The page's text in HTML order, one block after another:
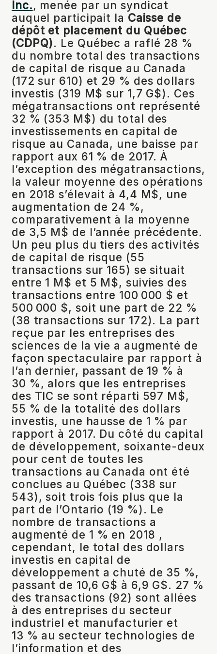
Inc., menée par un syndicat
auquel participait la Caisse de
dépôt et placement du Québec
(CDPQ). Le Québec a raflé 28 %
du nombre total des transactions
de capital de risque au Canada
(172 sur 610) et 29 % des dollars
investis (319 M$ sur 1,7 G$). Ces
mégatransactions ont représenté
32 % (353 M$) du total des
investissements en capital de
risque au Canada, une baisse par
rapport aux 61 % de 2017. À
l’exception des mégatransactions,
la valeur moyenne des opérations
en 2018 s’élevait à 4,4 M$, une
augmentation de 24 %,
comparativement à la moyenne
de 3,5 M$ de l’année précédente.
Un peu plus du tiers des activités
de capital de risque (55
transactions sur 165) se situait
entre 1 M$ et 5 M$, suivies des
transactions entre 100 000 $ et
500 000 $, soit une part de 22 %
(38 transactions sur 172). La part
reçue par les entreprises des
sciences de la vie a augmenté de
façon spectaculaire par rapport à
l’an dernier, passant de 19 % à
30 %, alors que les entreprises
des TIC se sont réparti 597 M$,
55 % de la totalité des dollars
investis, une hausse de 1 % par
rapport à 2017. Du côté du capital
de développement, soixante-deux
pour cent de toutes les
transactions au Canada ont été
conclues au Québec (338 sur
543), soit trois fois plus que la
part de l’Ontario (19 %). Le
nombre de transactions a
augmenté de 1 % en 2018 ,
cependant, le total des dollars
investis en capital de
développement a chuté de 35 %,
passant de 10,6 G$ à 6,9 G$. 27 %
des transactions (92) sont allées
à des entreprises du secteur
industriel et manufacturier et
13 % au secteur technologies de
l’information et des